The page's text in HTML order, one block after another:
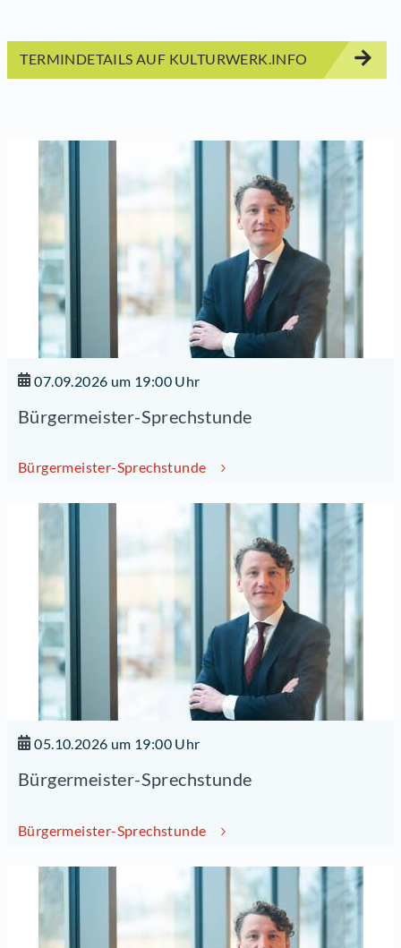
TERMINDETAILS AUF KULTURWERK.INFO
07.09.2026 um 19:00 Uhr
Bürgermeister-Sprechstunde
Bürgermeister-Sprechstunde
05.10.2026 um 19:00 Uhr
Bürgermeister-Sprechstunde
Bürgermeister-Sprechstunde